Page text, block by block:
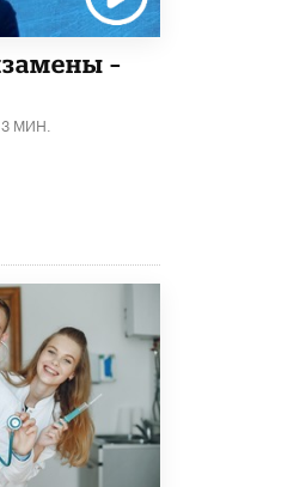
школьник
обязательным
регионов
ввести онлайн-
ЕГЭ
курс по
–
3 МИН.